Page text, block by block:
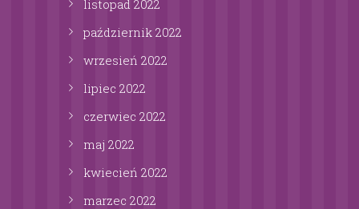
listopad 2022
październik 2022
wrzesień 2022
lipiec 2022
czerwiec 2022
maj 2022
kwiecień 2022
marzec 2022